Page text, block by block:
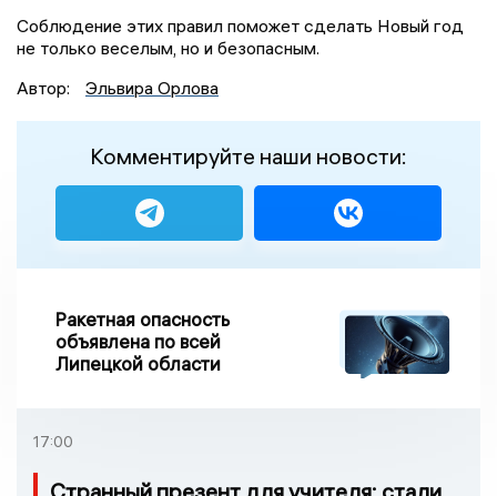
Соблюдение этих правил поможет сделать Новый год
не только веселым, но и безопасным.
Автор:
Эльвира Орлова
Комментируйте наши новости:
Ракетная опасность
объявлена по всей
Липецкой области
17:00